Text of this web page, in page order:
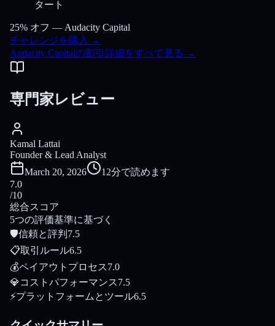
タート
25% オフ — Audacity Capital
チャレンジを購入 →
Audacity Capitalの割引詳細をすべて見る →
専門家レビュー
Kamal Lattai
Founder & Lead Analyst
March 20, 2026
12分で読めます
7.0
/10
総合スコア
5つの評価基準に基づく
🛡信頼と評判 7.5
📋取引ルール6.5
💰ペイアウトプロセス7.0
💎コストパフォーマンス7.5
⚡プラットフォームとツール6.5